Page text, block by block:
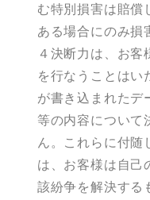
む特別損害は賠償
ある場合にのみ損
４決断力は、お
を行なうことはい
が書き込まれたデ
等の内容について
ん。これらに付随
は、お客様は自己
該紛争を解決する